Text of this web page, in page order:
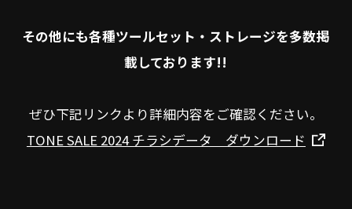
その他にも各種ツールセット・ストレージを多数掲
載しております!!
ぜひ下記リンクより詳細内容をご確認ください。
TONE SALE 2024 チラシデータ ダウンロード